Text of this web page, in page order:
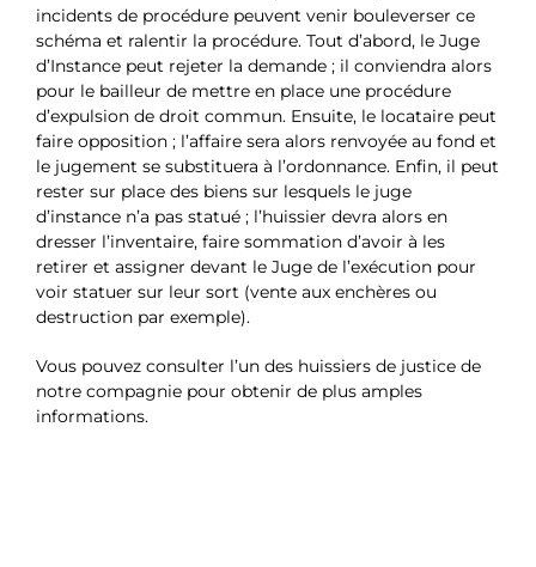
incidents de procédure peuvent venir bouleverser ce
schéma et ralentir la procédure. Tout d’abord, le Juge
d’Instance peut rejeter la demande ; il conviendra alors
pour le bailleur de mettre en place une procédure
d’expulsion de droit commun. Ensuite, le locataire peut
faire opposition ; l’affaire sera alors renvoyée au fond et
le jugement se substituera à l’ordonnance. Enfin, il peut
rester sur place des biens sur lesquels le juge
d’instance n’a pas statué ; l’huissier devra alors en
dresser l’inventaire, faire sommation d’avoir à les
retirer et assigner devant le Juge de l’exécution pour
voir statuer sur leur sort (vente aux enchères ou
destruction par exemple).
Vous pouvez consulter l’un des huissiers de justice de
notre compagnie pour obtenir de plus amples
informations.